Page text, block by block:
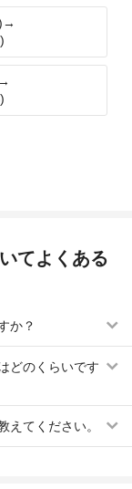
てよくある
か？
どのくらいです
えてください。